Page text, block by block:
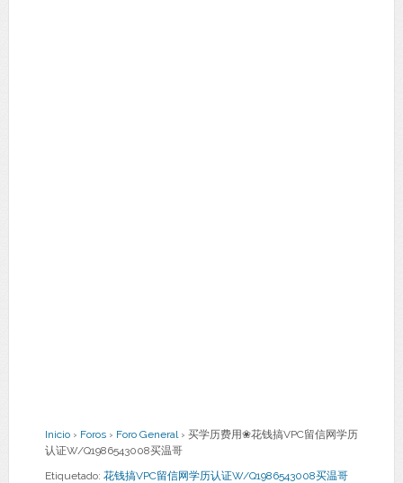
Inicio › Foros › Foro General › 买学历费用❀花钱搞VPC留信网学历
认证W/Q1986543008买温哥
Etiquetado: 花钱搞VPC留信网学历认证W/Q1986543008买温哥